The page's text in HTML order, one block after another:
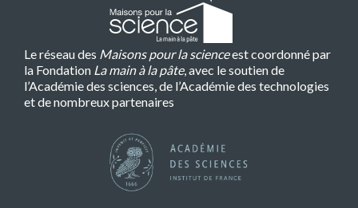
Le réseau des Maisons pour la scienceest coordonné par
la Fondation La main à la pâte, avec le soutien de
l’Académie des sciences, de l’Académie des technologies
et de nombreux partenaires